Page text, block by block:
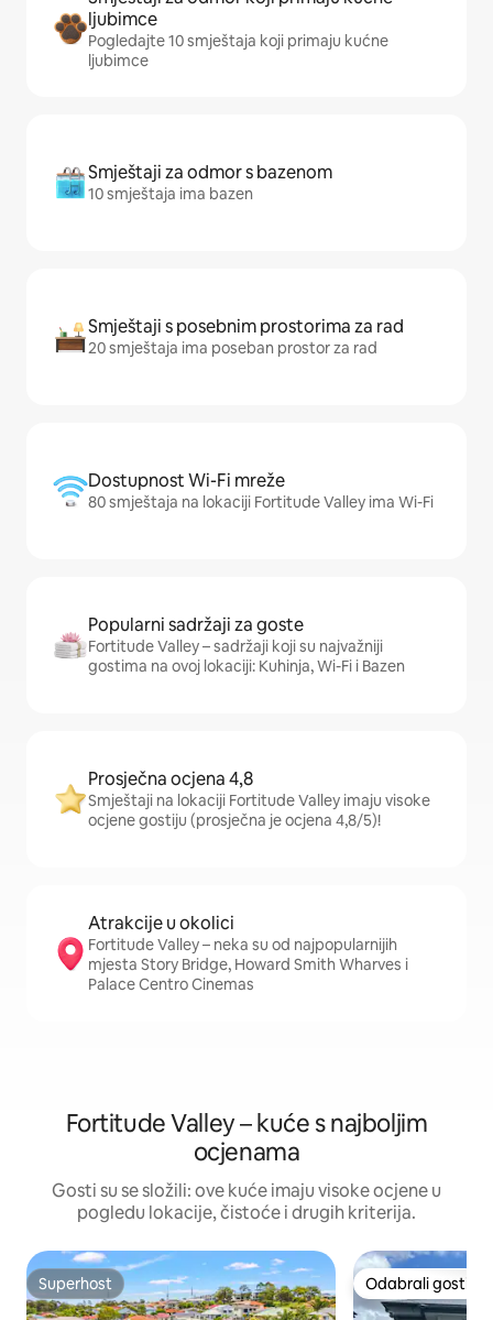
ljubimce
Pogledajte 10 smještaja koji primaju kućne
ljubimce
Smještaji za odmor s bazenom
10 smještaja ima bazen
Smještaji s posebnim prostorima za rad
20 smještaja ima poseban prostor za rad
Dostupnost Wi-Fi mreže
80 smještaja na lokaciji Fortitude Valley ima Wi-Fi
Popularni sadržaji za goste
Fortitude Valley – sadržaji koji su najvažniji
gostima na ovoj lokaciji: Kuhinja, Wi-Fi i Bazen
Prosječna ocjena 4,8
Smještaji na lokaciji Fortitude Valley imaju visoke
ocjene gostiju (prosječna je ocjena 4,8/5)!
Atrakcije u okolici
Fortitude Valley – neka su od najpopularnijih
mjesta Story Bridge, Howard Smith Wharves i
Palace Centro Cinemas
Fortitude Valley – kuće s najboljim
ocjenama
Gosti su se složili: ove kuće imaju visoke ocjene u
pogledu lokacije, čistoće i drugih kriterija.
Superhost
Superhost Odabrali gosti
Odabrali gosti